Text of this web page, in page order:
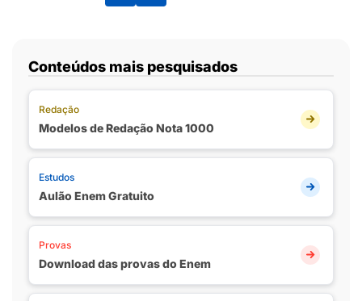
Conteúdos mais pesquisados
Redação
Modelos de Redação Nota 1000
Estudos
Aulão Enem Gratuito
Provas
Download das provas do Enem